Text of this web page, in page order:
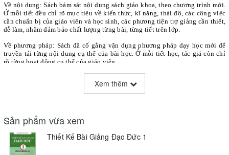
Về nội dung: Sách bám sát nội dung sách giáo khoa, theo chương trình mới.
Ở mỗi tiết đều chỉ rõ mục tiêu về kiến thức, kĩ năng, thái độ, các công việc
cần chuẩn bị của giáo viên và học sinh, các phương tiện trợ giảng cần thiết,
dễ làm, nhằm đảm bảo chất lượng từng bài, từng tiết trên lớp.
Về phương pháp: Sách đã cố gắng vận dụng phương pháp dạy học mới để
truyền tải từng nội dung cụ thể của bài học. Ở mỗi tiết học, tác giả còn chỉ
rõ từng hoạt động cụ thể của giáo viên
Xem thêm
Sản phẩm vừa xem
Thiết Kế Bài Giảng Đạo Đức 1